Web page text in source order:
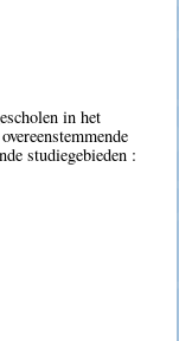
in het
studiegebieden :